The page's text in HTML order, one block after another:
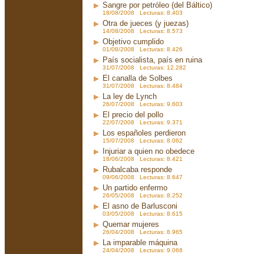
Sangre por petróleo (del Báltico)
18/08/2008 Lecturas: 8.403
Otra de jueces (y juezas)
14/08/2008 Lecturas: 8.573
Objetivo cumplido
01/08/2008 Lecturas: 8.426
País socialista, país en ruina
31/07/2008 Lecturas: 12.282
El canalla de Solbes
31/07/2008 Lecturas: 8.484
La ley de Lynch
26/07/2008 Lecturas: 9.603
El precio del pollo
22/07/2008 Lecturas: 9.371
Los españoles perdieron
15/07/2008 Lecturas: 8.062
Injuriar a quien no obedece
18/06/2008 Lecturas: 8.421
Rubalcaba responde
09/06/2008 Lecturas: 8.647
Un partido enfermo
26/05/2008 Lecturas: 8.252
El asno de Barlusconi
03/05/2008 Lecturas: 8.615
Quemar mujeres
26/04/2008 Lecturas: 8.965
La imparable máquina
24/04/2008 Lecturas: 9.068